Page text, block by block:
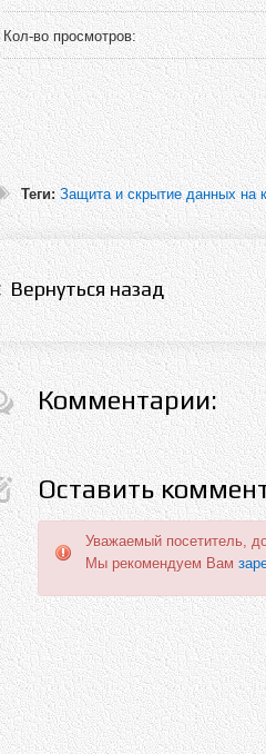
Кол-во просмотров:
Теги:Защита и скрытие данных на
Вернуться назад
Комментарии:
Оставить
Уважаемый посетитель,
Мы рекомендуем Вам